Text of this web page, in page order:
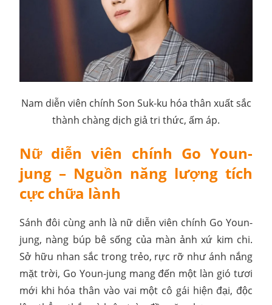
Nam diễn viên chính Son Suk-ku hóa thân xuất sắc
thành chàng dịch giả tri thức, ấm áp.
Nữ diễn viên chính Go Youn-
jung – Nguồn năng lượng tích
cực chữa lành
Sánh đôi cùng anh là nữ diễn viên chính Go Youn-
jung, nàng búp bê sống của màn ảnh xứ kim chi.
Sở hữu nhan sắc trong trẻo, rực rỡ như ánh nắng
mặt trời, Go Youn-jung mang đến một làn gió tươi
mới khi hóa thân vào vai một cô gái hiện đại, độc